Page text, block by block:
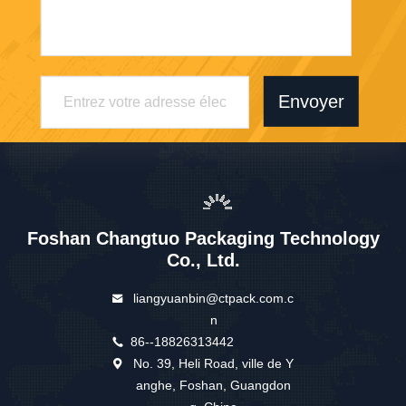
Envoyer
Foshan Changtuo Packaging Technology
Co., Ltd.
liangyuanbin@ctpack.com.c
n
86--18826313442
No. 39, Heli Road, ville de Y
anghe, Foshan, Guangdon